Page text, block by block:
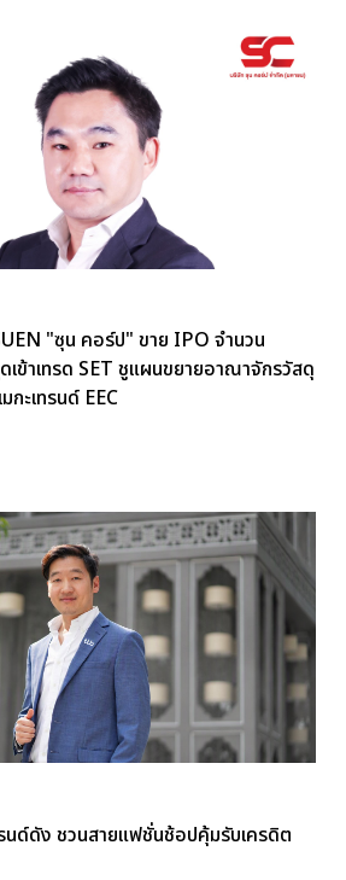
"ซุน คอร์ป" ขาย IPO จำนวน
ข้าเทรด SET ชูแผนขยายอาณาจักรวัสดุ
กะเทรนด์ EEC
ด์ดัง ชวนสายแฟชั่นช้อปคุ้มรับเครดิต